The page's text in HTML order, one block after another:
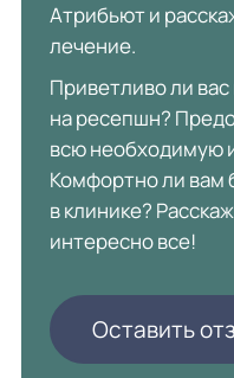
Атрибьют и
лечение.
Приветливо ли
на ресепшн?
всю необходимую
Комфортно ли вам
в клинике?
интересно все!
Оставить